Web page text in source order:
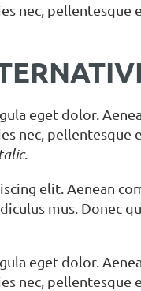
nec, pellentesque
eget dolor.
nec, pellentesque
.
elit. Aenean
mus. Donec
eget dolor.
nec, pellentesque